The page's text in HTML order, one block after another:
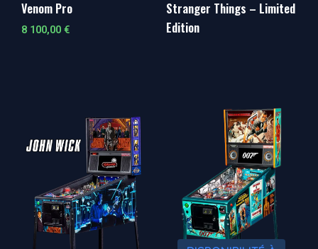
Venom Pro
8 100,00 €
Stranger Things – Limited
Edition